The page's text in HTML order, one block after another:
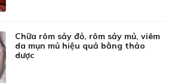
Chữa rôm sảy đỏ, rôm sảy mủ, viêm
da mụn mủ hiệu quả bằng thảo
dược